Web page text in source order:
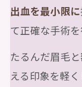
出血を最小限に
て正確な手術を
たるんだ眉毛
える印象を軽